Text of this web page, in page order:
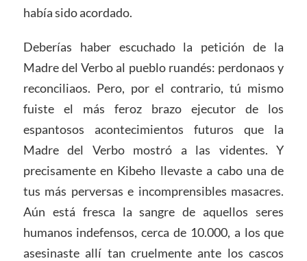
había sido acordado.
Deberías haber escuchado la petición de la
Madre del Verbo al pueblo ruandés: perdonaos y
reconciliaos. Pero, por el contrario, tú mismo
fuiste el más feroz brazo ejecutor de los
espantosos acontecimientos futuros que la
Madre del Verbo mostró a las videntes. Y
precisamente en Kibeho llevaste a cabo una de
tus más perversas e incomprensibles masacres.
Aún está fresca la sangre de aquellos seres
humanos indefensos, cerca de 10.000, a los que
asesinaste allí tan cruelmente ante los cascos